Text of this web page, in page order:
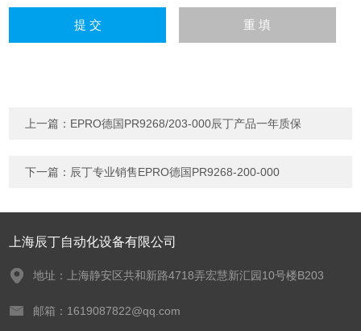
上一篇： EPRO德国PR9268/203-000辰丁产品一年质保
下一篇： 辰丁专业销售EPRO德国PR9268-200-000
上海辰丁自动化设备有限公司
地址：上海静安区共和新路4718弄宏慧新汇园10号楼B203
邮箱：1619087822@qq.com